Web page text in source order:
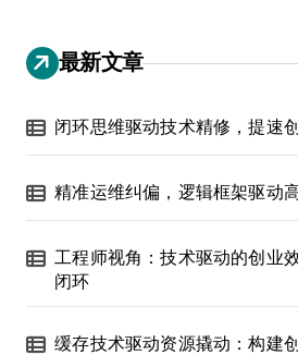
最新文章
闭环思维驱动技术精修，提速
精准运维纠偏，逻辑框架驱动
工程师视角：技术驱动的创业
闭环
缓存技术驱动资源撬动：构建